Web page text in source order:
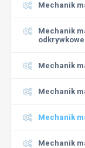
Mechanik
Mechanik
Mechanik
Mechanik
Mechanik
Mechanik